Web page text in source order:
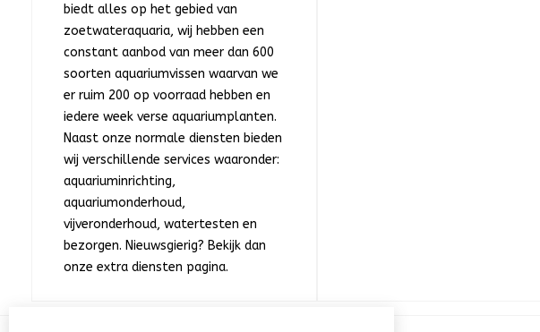
biedt alles op het gebied van
zoetwateraquaria, wij hebben een
constant aanbod van meer dan 600
soorten aquariumvissen waarvan we
er ruim 200 op voorraad hebben en
iedere week verse aquariumplanten.
Naast onze normale diensten bieden
wij verschillende services waaronder:
aquariuminrichting,
aquariumonderhoud,
vijveronderhoud, watertesten en
bezorgen. Nieuwsgierig? Bekijk dan
onze extra diensten pagina.